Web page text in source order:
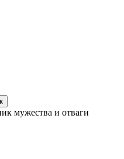
мужества и отваги